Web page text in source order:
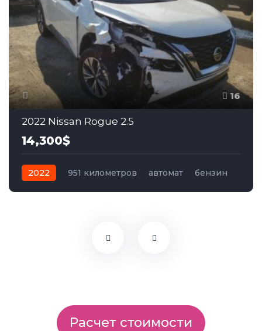
16
2022 Nissan Rogue 2.5
14,300$
2022 951 километров автомат
бензин
Расчет стоимости